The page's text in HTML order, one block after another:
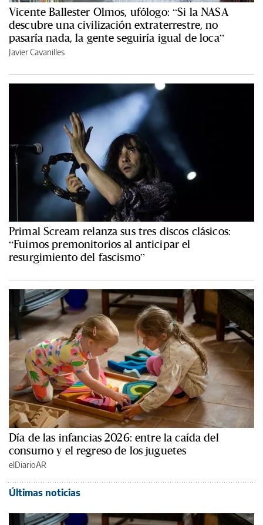
Vicente Ballester Olmos, ufólogo: “Si la NASA
descubre una civilización extraterrestre, no
pasaría nada, la gente seguiría igual de loca”
Javier Cavanilles
Primal Scream relanza sus tres discos clásicos:
“Fuimos premonitorios al anticipar el
resurgimiento del fascismo”
Día de las infancias 2026: entre la caída del
consumo y el regreso de los juguetes
elDiarioAR
Últimas noticias